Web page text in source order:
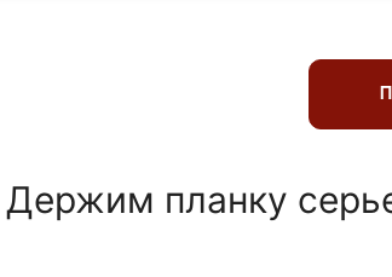
Держим планку